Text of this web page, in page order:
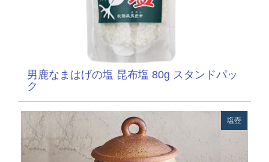
男鹿なまはげの塩 昆布塩 80g スタンドパッ
ク
塩壺